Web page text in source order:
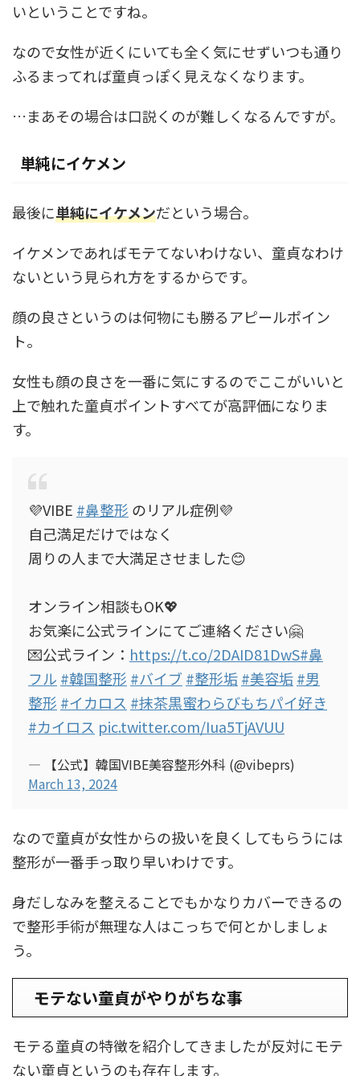
いということですね。
なので女性が近くにいても全く気にせずいつも通り
ふるまってれば童貞っぽく見えなくなります。
…まあその場合は口説くのが難しくなるんですが。
単純にイケメン
最後に単純にイケメンだという場合。
イケメンであればモテてないわけない、童貞なわけ
ないという見られ方をするからです。
顔の良さというのは何物にも勝るアピールポイン
ト。
女性も顔の良さを一番に気にするのでここがいいと
上で触れた童貞ポイントすべてが高評価になりま
す。
💜VIBE #鼻整形 のリアル症例💜
自己満足だけではなく
周りの人まで大満足させました😊
オンライン相談もOK💖
お気楽に公式ラインにてご連絡ください🤗
💌公式ライン： https://t.co/2DAID81DwS#鼻
フル #韓国整形 #バイブ#整形垢#美容垢#男
整形 #イカロス #抹茶黒蜜わらびもちパイ好き
#カイロス pic.twitter.com/Iua5TjAVUU
— 【公式】韓国VIBE美容整形外科 (@vibeprs)
March 13, 2024
なので童貞が女性からの扱いを良くしてもらうには
整形が一番手っ取り早いわけです。
身だしなみを整えることでもかなりカバーできるの
で整形手術が無理な人はこっちで何とかしましょ
う。
モテない童貞がやりがちな事
モテる童貞の特徴を紹介してきましたが反対にモテ
ない童貞というのも存在します。